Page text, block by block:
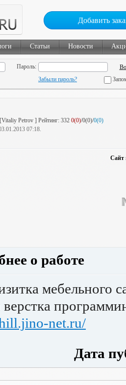
Добавить
Статьи Новости
Пароль:
Забыли пароль?
[Vitaliy Petrov ] Рейтинг: 332 0(0)/0(0)/0(0)
07:18.
Сайт
о работе
мебельного
верстка
net.ru/
Дата